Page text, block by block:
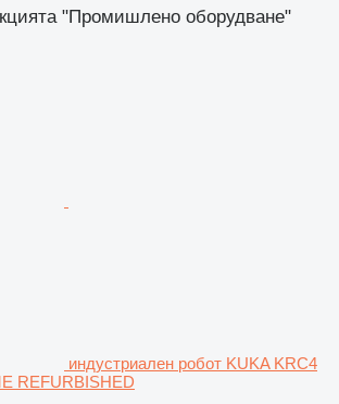
"Промишлено оборудване"
индустриален робот KUKA KRC4
REFURBISHED